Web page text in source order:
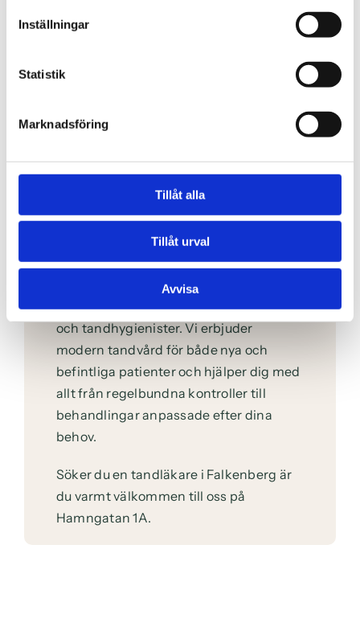
Inställningar
Statistik
Marknadsföring
Tillåt alla
Tillåt urval
Avvisa
Modern tandvård med
Tandläkarna Stenberg är en
tandvårdsklinik i centrala Falkenberg
där du får hjälp av erfarna tandläkare
och tandhygienister.Vi erbjuder
modern tandvård för både nya och
befintliga patienter och hjälper dig med
allt från regelbundna kontroller till
behandlingar anpassade efter dina
behov.
Söker du en tandläkare i Falkenberg är
du varmt välkommen till oss på
Hamngatan 1A.